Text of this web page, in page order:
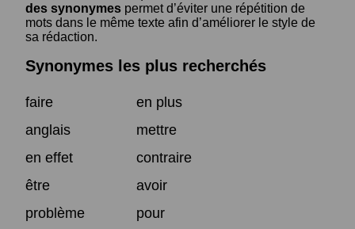
des synonymes permet d’éviter une répétition de
mots dans le même texte afin d’améliorer le style de
sa rédaction.
Synonymes les plus recherchés
faire
en plus
anglais
mettre
en effet
contraire
être
avoir
problème
pour